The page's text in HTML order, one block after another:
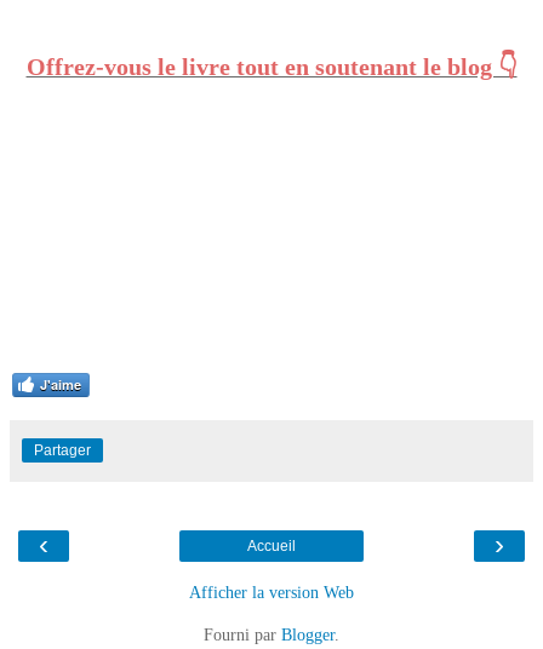
Offrez-vous le livre tout en soutenant le blog 👇
J'aime
Partager
‹ ›
Accueil
Afficher la version Web
Fourni par Blogger.